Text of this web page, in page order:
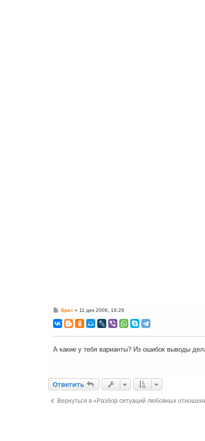
С
о
б
и
Брат» 11 дек 2006, 18:26
А какие у тебя варианты? Из ошибок выводы
Ответить
Ответить
Вернуться в «Разбор ситуаций любовных